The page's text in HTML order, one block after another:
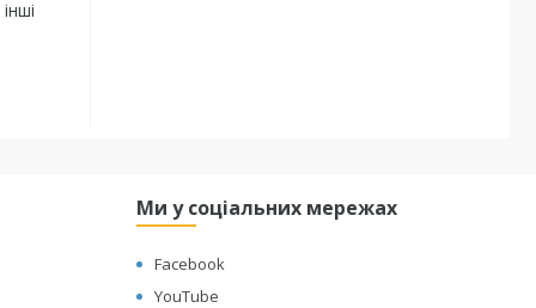
Ми у соціальних мережах
Facebook
YouTube